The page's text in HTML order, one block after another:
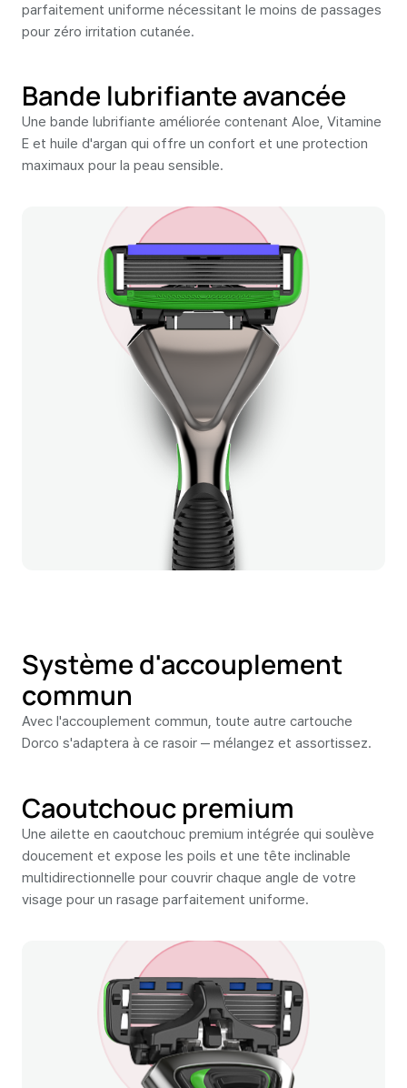
parfaitement uniforme nécessitant le moins de passages
pour zéro irritation cutanée.
Bande lubrifiante avancée
Une bande lubrifiante améliorée contenant Aloe, Vitamine
E et huile d'argan qui offre un confort et une protection
maximaux pour la peau sensible.
Système d'accouplement
commun
Avec l'accouplement commun, toute autre cartouche
Dorco s'adaptera à ce rasoir ‒ mélangez et assortissez.
Caoutchouc premium
Une ailette en caoutchouc premium intégrée qui soulève
doucement et expose les poils et une tête inclinable
multidirectionnelle pour couvrir chaque angle de votre
visage pour un rasage parfaitement uniforme.